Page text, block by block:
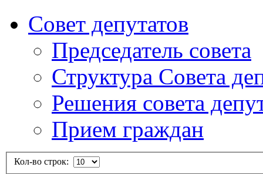
Совет депутатов
Председатель совета
Структура Совета
Решения совета
Прием граждан
Кол-во строк: